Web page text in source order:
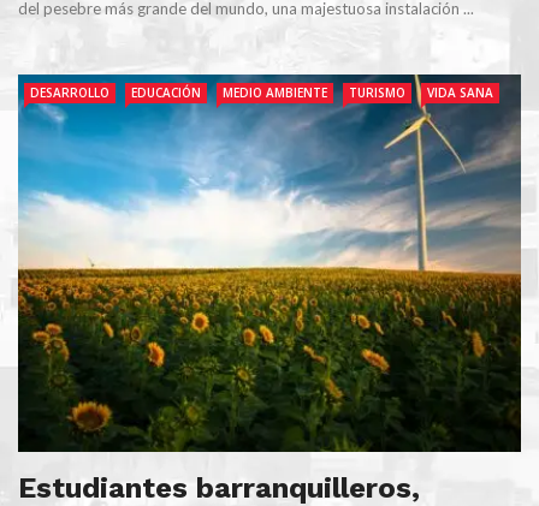
del pesebre más grande del mundo, una majestuosa instalación ...
DESARROLLO EDUCACIÓN MEDIO AMBIENTE TURISMO VIDA SANA
Estudiantes barranquilleros,